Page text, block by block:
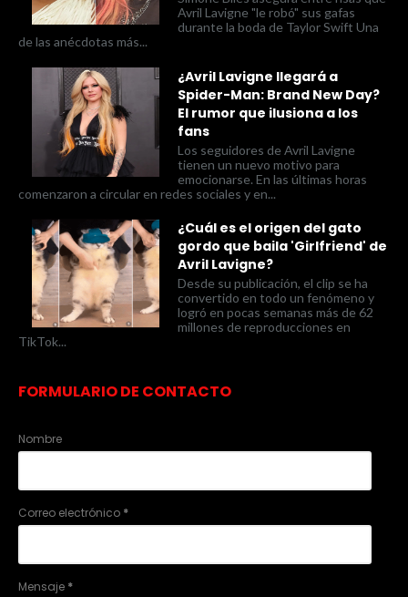
Avril Lavigne "le robó" sus gafas
durante la boda de Taylor Swift Una
de las anécdotas más...
¿Avril Lavigne llegará a
Spider-Man: Brand New Day?
El rumor que ilusiona a los
fans
Los seguidores de Avril Lavigne
tienen un nuevo motivo para
emocionarse. En las últimas horas
comenzaron a circular en redes sociales y en...
¿Cuál es el origen del gato
gordo que baila 'Girlfriend' de
Avril Lavigne?
Desde su publicación, el clip se ha
convertido en todo un fenómeno y
logró en pocas semanas más de 62
millones de reproducciones en
TikTok...
FORMULARIO DE CONTACTO
Nombre
Correo electrónico *
Mensaje *